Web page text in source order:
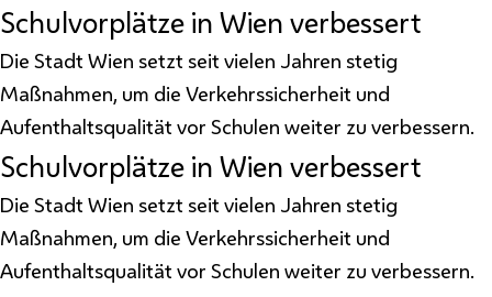
Schulvorplätze in Wien verbessert
Die Stadt Wien setzt seit vielen Jahren stetig
Maßnahmen, um die Verkehrssicherheit und
Aufenthaltsqualität vor Schulen weiter zu verbessern.
Schulvorplätze in Wien verbessert
Die Stadt Wien setzt seit vielen Jahren stetig
Maßnahmen, um die Verkehrssicherheit und
Aufenthaltsqualität vor Schulen weiter zu verbessern.